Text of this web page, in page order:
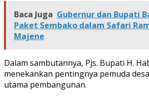
Baca Juga Gubernur dan Bupati
Paket Sembako dalam Safari
Majene
Dalam sambutannya, Pjs. Bupati H.
menekankan pentingnya pemuda
utama pembangunan.